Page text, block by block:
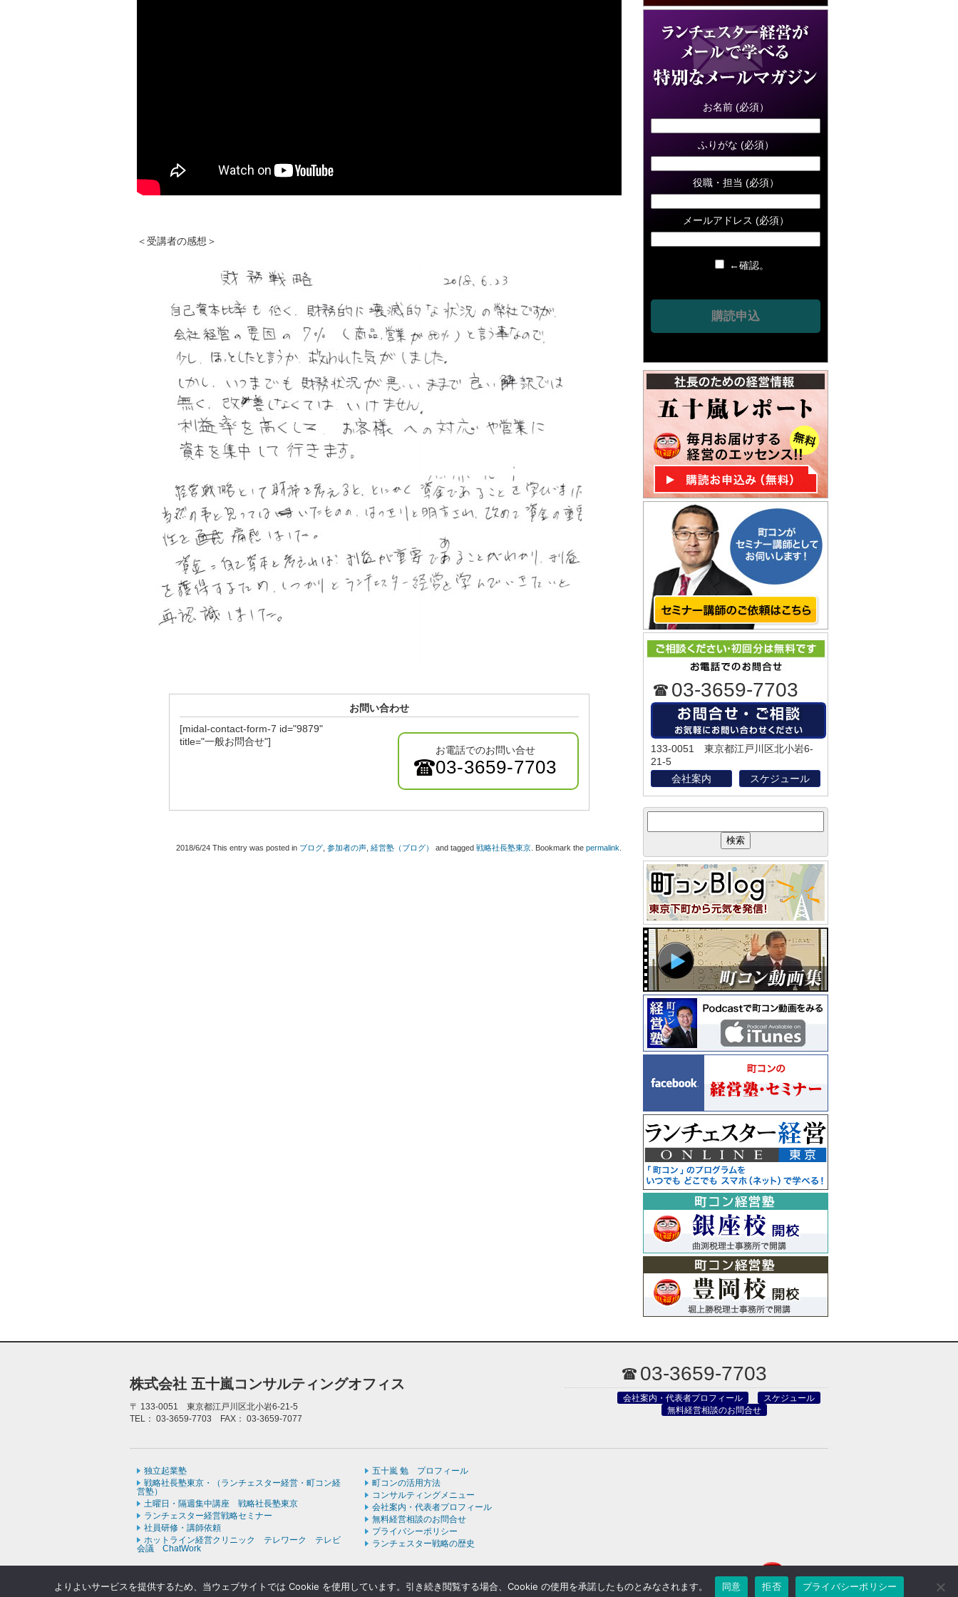
＜受講者の感想＞
お問い合わせ
[midal-contact-form-7 id="9879"
title="一般お問合せ"]
お電話でのお問い合せ
03-3659-7703
2018/6/24 This entry was posted in ブログ 参加者の声 経営塾（ブログ） and tagged 戦略社長塾東京 . Bookmark the permalink
お名前 (必須）
ふりがな (必須）
役職・担当 (必須）
メールアドレス (必須）
←確認。
03-3659-7703
133-0051 東京都江戸川区北小岩6-
21-5
会社案内
スケジュール
イ
内
検
索
株式会社 五十嵐コンサルティングオフィス
〒 133-0051 東京都江戸川区北小岩6-21-5
TEL： 03-3659-7703 FAX： 03-3659-7077
03-3659-7703
会社案内・代表者プロフィール
スケジュール
無料経営相談のお問合せ
独立起業塾
戦略社長塾東京・（ランチェスター経営・町コン経
営塾）
土曜日・隔週集中講座 戦略社長塾東京
ランチェスター経営戦略セミナー
社員研修・講師依頼
ホットライン経営クリニック テレワーク テレビ
会議 ChatWork
五十嵐 勉 プロフィール
町コンの活用方法
コンサルティングメニュー
会社案内・代表者プロフィール
無料経営相談のお問合せ
プライバシーポリシー
ランチェスター戦略の歴史
Copyright © ランチェスターの法則を学ぶなら五十嵐コンサルティングオフィス All rights resereved. Powered by DJCOM Inc.
よりよいサービスを提供するため、当ウェブサイトでは Cookie を使用しています。引き続き閲覧する場合、Cookie の使用を承諾したものとみなされます。 同意 拒否 プライバシーポリシー